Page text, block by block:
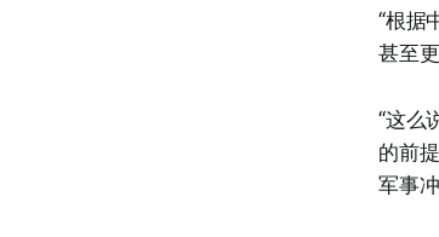
“根据
甚至
“这么
的前
军事